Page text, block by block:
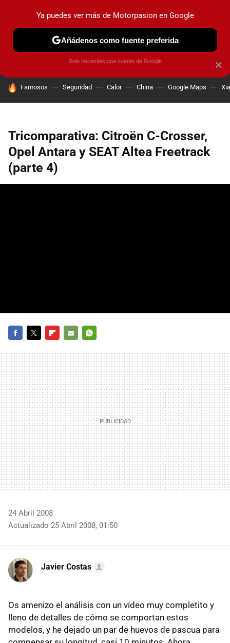
PRUEBAS COCHES ELÉCTRICOS OBSERVATORIO
HOY SE HABLA DE
Famosos Seguridad Calor China Google Maps
Tricomparativa: Citroën C-Crosser,
Opel Antara y SEAT Altea Freetrack
(parte 4)
MAIL
24 Abril 2008
Actualizado 25 Abril 2008, 01:50
Javier Costas
Os amenizo el análisis con un vídeo muy completito y
lleno de detalles de cómo se comportan estos
modelos, y he dejado un par de huevos de pascua para
×
Ya puedes ver más de Motorpasion en Google
Añádenos como fuente preferida
Solo necesitas una cuenta de Google